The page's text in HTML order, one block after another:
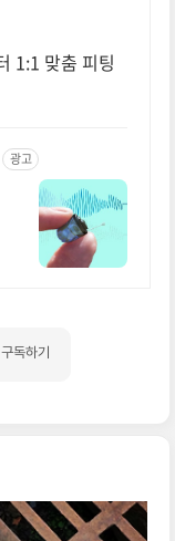
중앙이비인후과 부속 보청기 전문 센터 1:1 맞춤 피팅
광고
구독하기